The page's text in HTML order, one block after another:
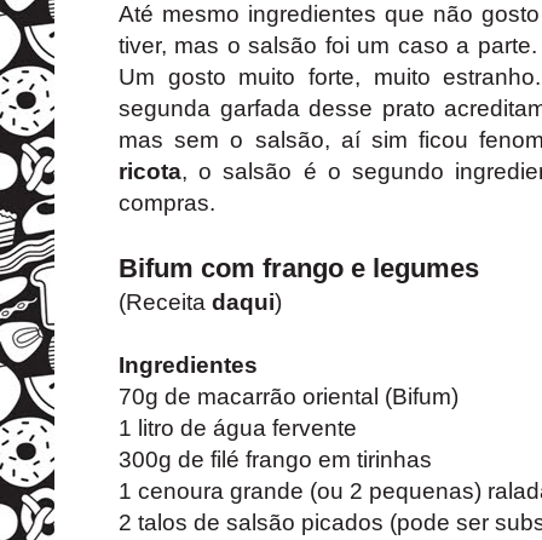
Até mesmo ingredientes que não
tiver, mas o salsão foi um caso a
Um gosto muito forte, muito
segunda garfada desse prato
mas sem o salsão, aí sim ficou
ricota, o salsão é o segundo
compras.
Bifum com frango e legumes
(Receita daqui)
Ingredientes
70g de macarrão oriental (Bifum)
1 litro de água fervente
300g de filé frango em tirinhas
1 cenoura grande (ou 2 pequenas)
2 talos de salsão picados (pode ser